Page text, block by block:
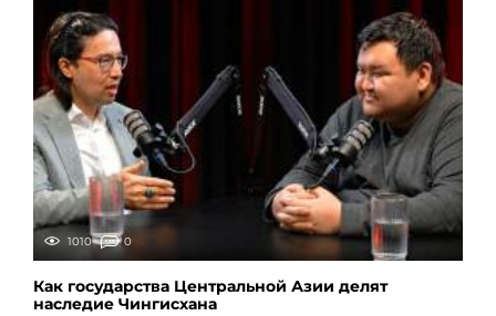
1010 0
Как государства Центральной Азии делят
наследие Чингисхана